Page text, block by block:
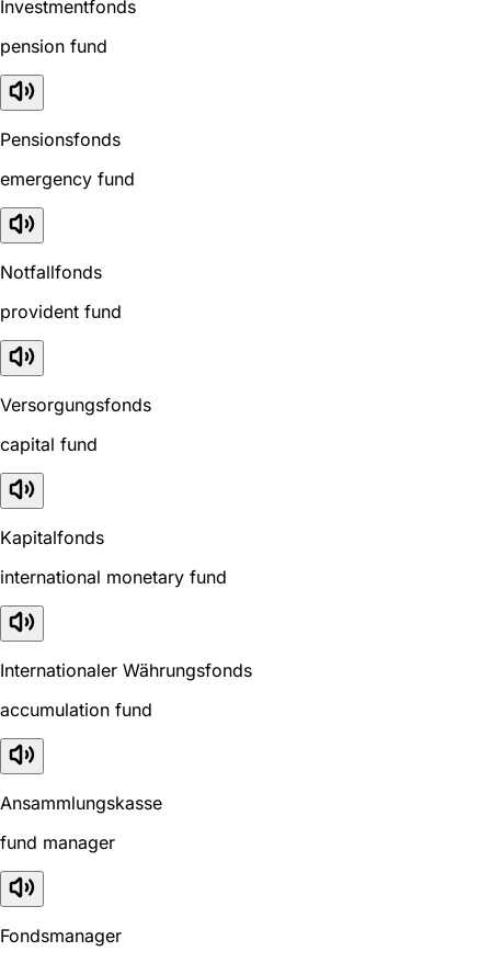
Investmentfonds
pension fund
Pensionsfonds
emergency fund
Notfallfonds
provident fund
Versorgungsfonds
capital fund
Kapitalfonds
international monetary fund
Internationaler Währungsfonds
accumulation fund
Ansammlungskasse
fund manager
Fondsmanager